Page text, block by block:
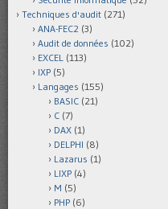
Techniques d'audit (271)
ANA-FEC2 (3)
Audit de données (102)
EXCEL (113)
IXP (5)
Langages (155)
BASIC (21)
C (7)
DAX (1)
DELPHI (8)
Lazarus (1)
LIXP (4)
M (5)
PHP (6)